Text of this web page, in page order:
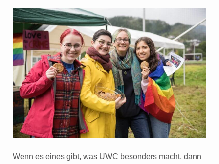
Wenn es eines gibt, was UWC besonders macht, dann